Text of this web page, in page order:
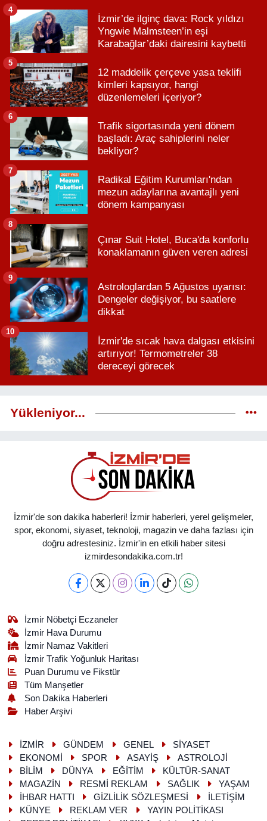
İzmir’de ilginç dava: Rock yıldızı
Yngwie Malmsteen’in eşi
Karabağlar’daki dairesini kaybetti
4
12 maddelik çerçeve yasa teklifi
kimleri kapsıyor, hangi
düzenlemeleri içeriyor?
5
Trafik sigortasında yeni dönem
başladı: Araç sahiplerini neler
bekliyor?
6
Radikal Eğitim Kurumları'ndan
mezun adaylarına avantajlı yeni
dönem kampanyası
7
Çınar Suit Hotel, Buca'da konforlu
konaklamanın güven veren adresi
8
Astrologlardan 5 Ağustos uyarısı:
Dengeler değişiyor, bu saatlere
dikkat
9
İzmir'de sıcak hava dalgası etkisini
artırıyor! Termometreler 38
dereceyi görecek
10
Yükleniyor...
İzmir'de son dakika haberleri! İzmir haberleri, yerel gelişmeler,
spor, ekonomi, siyaset, teknoloji, magazin ve daha fazlası için
doğru adrestesiniz. İzmir'in en etkili haber sitesi
izmirdesondakika.com.tr!
İzmir Nöbetçi Eczaneler
İzmir Hava Durumu
İzmir Namaz Vakitleri
İzmir Trafik Yoğunluk Haritası
Puan Durumu ve Fikstür
Tüm Manşetler
Son Dakika Haberleri
Haber Arşivi
İZMİR GÜNDEM GENEL
SİYASET
EKONOMİ
SPOR ASAYİŞ
ASTROLOJİ
BİLİM
DÜNYA EĞİTİM
KÜLTÜR-SANAT
MAGAZİN
RESMİ REKLAM SAĞLIK
YAŞAM
İHBAR HATTI
GİZLİLİK SÖZLEŞMESİ
İLETİŞİM
KÜNYE
REKLAM VER
YAYIN POLİTİKASI